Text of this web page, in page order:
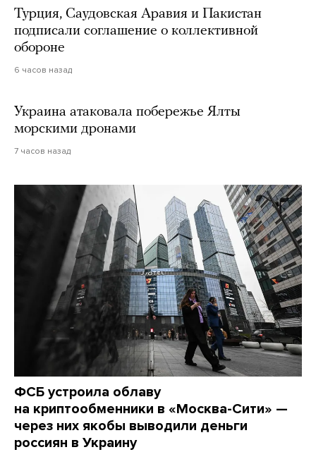
Турция, Саудовская Аравия и Пакистан
подписали соглашение о коллективной
обороне
6 часов назад
Украина атаковала побережье Ялты
морскими дронами
7 часов назад
ФСБ устроила облаву
на криптообменники в «Москва-Сити» —
через них якобы выводили деньги
россиян в Украину